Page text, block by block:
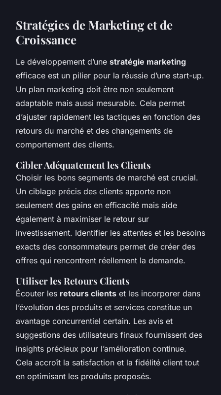
Stratégies de Marketing et de
Croissance
Le développement d’une stratégie marketing
efficace est un pilier pour la réussie d’une start-up.
Un plan marketing doit être non seulement
adaptable mais aussi mesurable. Cela permet
d’ajuster rapidement les tactiques en fonction des
retours du marché et des changements de
comportement des clients.
Cibler Adéquatement les Clients
Choisir les bons segments de marché est crucial.
Un ciblage précis des clients apporte non
seulement des gains en efficacité mais aide
également à maximiser le retour sur
investissement. Identifier les attentes et les besoins
exacts des consommateurs permet de créer des
offres qui rencontrent réellement la demande.
Utiliser les Retours Clients
Écouter les retours clients et les incorporer dans
l’évolution des produits et services constitue un
avantage concurrentiel certain. Les avis et
suggestions des utilisateurs finaux fournissent des
insights précieux pour l’amélioration continue.
Cela accroît la satisfaction et la fidélité client tout
en optimisant les produits proposés.